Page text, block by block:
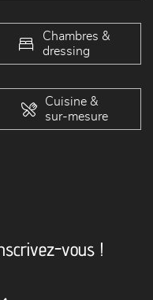
Chambres &
dressing
Cuisine &
sur-mesure
vous !